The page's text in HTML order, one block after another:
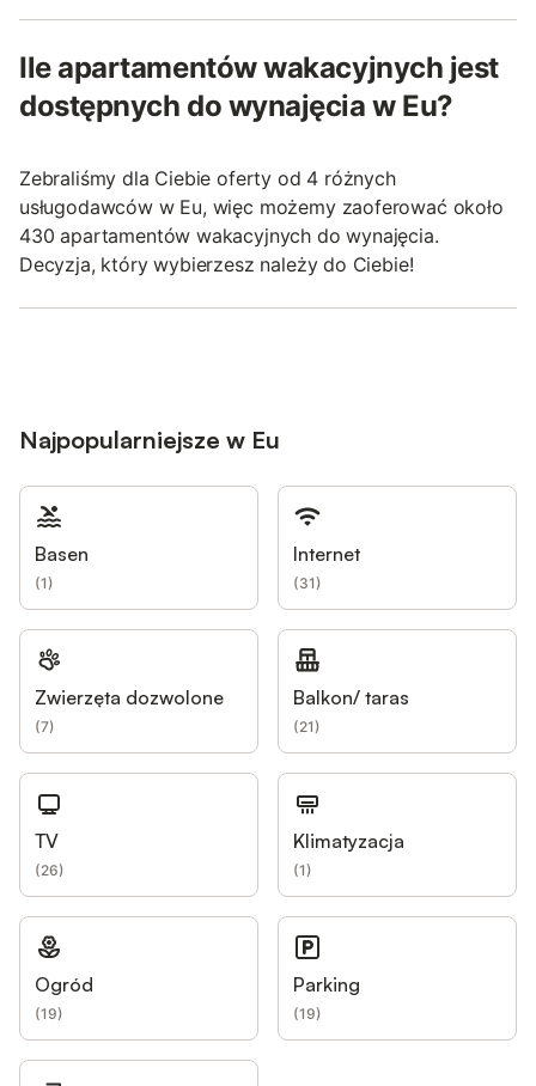
Ile apartamentów wakacyjnych jest
dostępnych do wynajęcia w Eu?
Zebraliśmy dla Ciebie oferty od 4 różnych
usługodawców w Eu, więc możemy zaoferować około
430 apartamentów wakacyjnych do wynajęcia.
Decyzja, który wybierzesz należy do Ciebie!
Najpopularniejsze w Eu
Basen
(1)
Internet
(31)
Zwierzęta dozwolone
(7)
Balkon/ taras
(21)
TV
(26)
Klimatyzacja
(1)
Ogród
(19)
Parking
(19)